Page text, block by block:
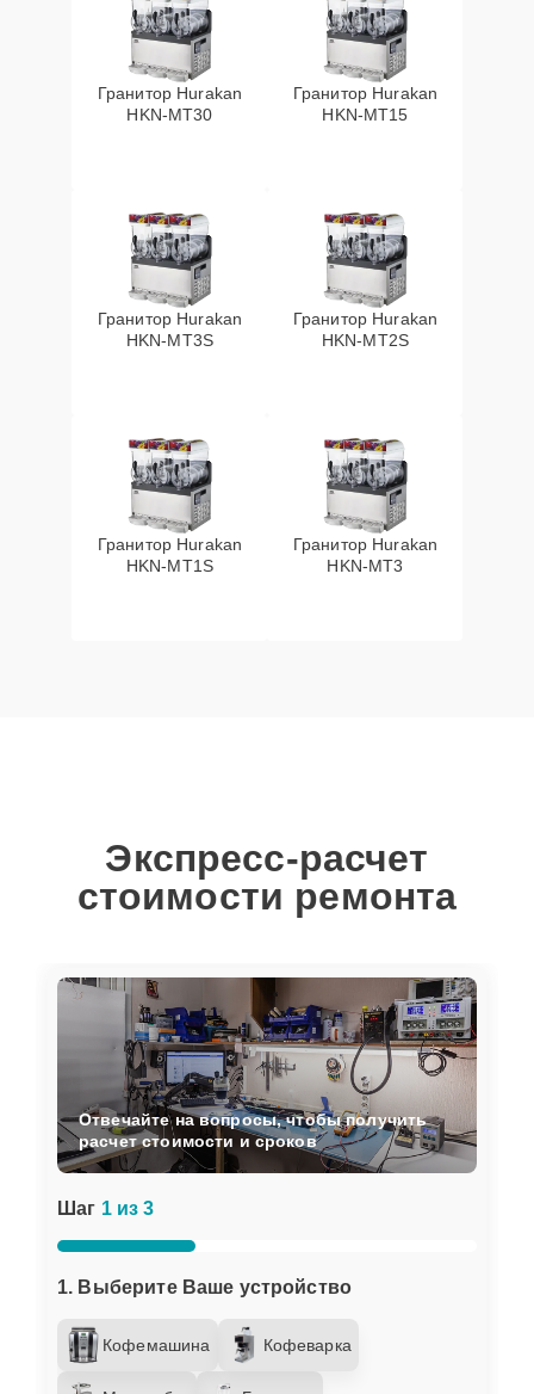
Гранитор Hurakan
HKN-MT30
Гранитор Hurakan
HKN-MT15
Гранитор Hurakan
HKN-MT3S
Гранитор Hurakan
HKN-MT2S
Гранитор Hurakan
HKN-MT1S
Гранитор Hurakan
HKN-MT3
Экспресс-расчет
стоимости ремонта
Шаг 1 из 3
1. Выберите Ваше устройство
Кофемашина Кофеварка
Отвечайте на вопросы, чтобы получить
расчет стоимости и сроков